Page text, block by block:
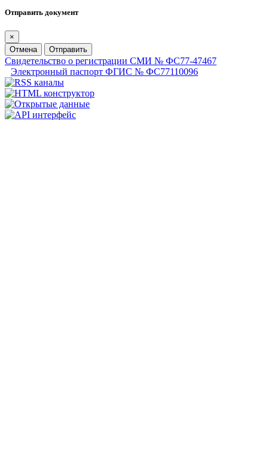
Отправить документ
×
Отмена
Отправить
Свидетельство о регистрации СМИ № ФС77-47467
Электронный паспорт ФГИС № ФС77110096